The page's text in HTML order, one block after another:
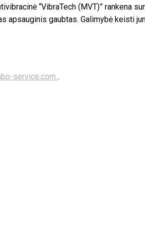
“VibraTech (MVT)” rankena
apsauginis gaubtas. Galimybė keisti
service.com .